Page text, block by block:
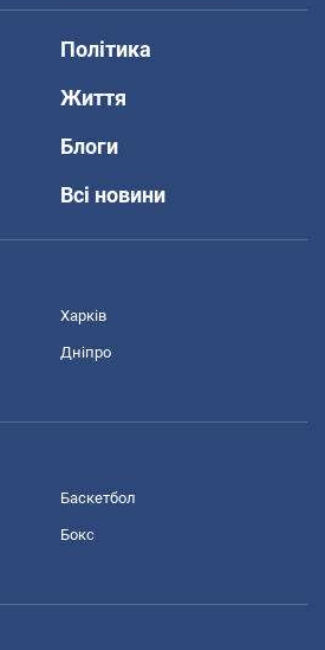
Політика
Життя
Блоги
Всі новини
Харків
Дніпро
Баскетбол
Бокс